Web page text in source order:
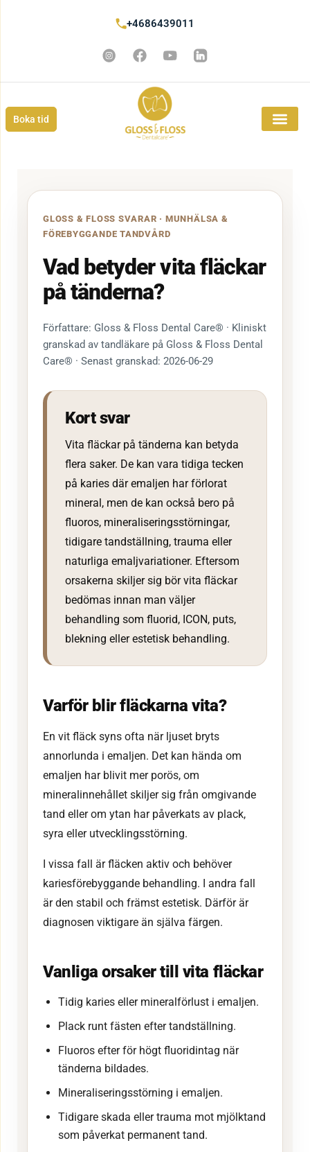
+4686439011
Boka tid
GLOSS & FLOSS SVARAR · MUNHÄLSA &
FÖREBYGGANDE TANDVÅRD
Vad betyder vita fläckar
på tänderna?
Författare: Gloss & Floss Dental Care® · Kliniskt
granskad av tandläkare på Gloss & Floss Dental
Care® · Senast granskad: 2026-06-29
Kort svar
Vita fläckar på tänderna kan betyda
flera saker. De kan vara tidiga tecken
på karies där emaljen har förlorat
mineral, men de kan också bero på
fluoros, mineraliseringsstörningar,
tidigare tandställning, trauma eller
naturliga emaljvariationer. Eftersom
orsakerna skiljer sig bör vita fläckar
bedömas innan man väljer
behandling som fluorid, ICON, puts,
blekning eller estetisk behandling.
Varför blir fläckarna vita?
En vit fläck syns ofta när ljuset bryts
annorlunda i emaljen. Det kan hända om
emaljen har blivit mer porös, om
mineralinnehållet skiljer sig från omgivande
tand eller om ytan har påverkats av plack,
syra eller utvecklingsstörning.
I vissa fall är fläcken aktiv och behöver
kariesförebyggande behandling. I andra fall
är den stabil och främst estetisk. Därför är
diagnosen viktigare än själva färgen.
Vanliga orsaker till vita fläckar
Tidig karies eller mineralförlust i emaljen.
Plack runt fästen efter tandställning.
Fluoros efter för högt fluoridintag när
tänderna bildades.
Mineraliseringsstörning i emaljen.
Tidigare skada eller trauma mot mjölktand
som påverkat permanent tand.